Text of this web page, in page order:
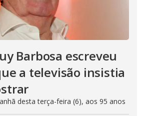
Barbosa escreveu
a televisão insistia
desta terça-feira (6), aos 95 anos